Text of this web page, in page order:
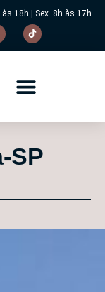
às 18h | Sex. 8h às 17h
SP